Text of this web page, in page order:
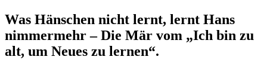
Was Hänschen nicht lernt, lernt Hans
nimmermehr – Die Mär vom „Ich bin zu
alt, um Neues zu lernen“.